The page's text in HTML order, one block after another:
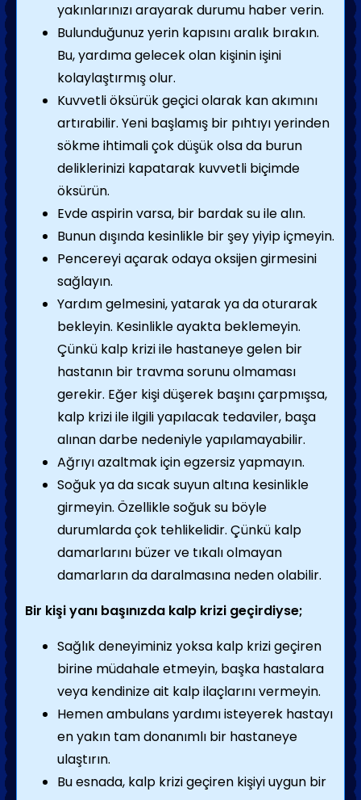
yakınlarınızı arayarak durumu haber verin.
Bulunduğunuz yerin kapısını aralık bırakın.
Bu, yardıma gelecek olan kişinin işini
kolaylaştırmış olur.
Kuvvetli öksürük geçici olarak kan akımını
artırabilir. Yeni başlamış bir pıhtıyı yerinden
sökme ihtimali çok düşük olsa da burun
deliklerinizi kapatarak kuvvetli biçimde
öksürün.
Evde aspirin varsa, bir bardak su ile alın.
Bunun dışında kesinlikle bir şey yiyip içmeyin.
Pencereyi açarak odaya oksijen girmesini
sağlayın.
Yardım gelmesini, yatarak ya da oturarak
bekleyin. Kesinlikle ayakta beklemeyin.
Çünkü kalp krizi ile hastaneye gelen bir
hastanın bir travma sorunu olmaması
gerekir. Eğer kişi düşerek başını çarpmışsa,
kalp krizi ile ilgili yapılacak tedaviler, başa
alınan darbe nedeniyle yapılamayabilir.
Ağrıyı azaltmak için egzersiz yapmayın.
Soğuk ya da sıcak suyun altına kesinlikle
girmeyin. Özellikle soğuk su böyle
durumlarda çok tehlikelidir. Çünkü kalp
damarlarını büzer ve tıkalı olmayan
damarların da daralmasına neden olabilir.
Bir kişi yanı başınızda kalp krizi geçirdiyse;
Sağlık deneyiminiz yoksa kalp krizi geçiren
birine müdahale etmeyin, başka hastalara
veya kendinize ait kalp ilaçlarını vermeyin.
Hemen ambulans yardımı isteyerek hastayı
en yakın tam donanımlı bir hastaneye
ulaştırın.
Bu esnada, kalp krizi geçiren kişiyi uygun bir